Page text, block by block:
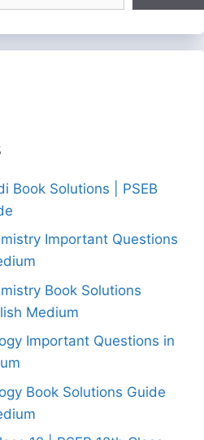
Book Solutions | PSEB
Important Questions
Book Solutions
Medium
Important Questions in
Book Solutions Guide